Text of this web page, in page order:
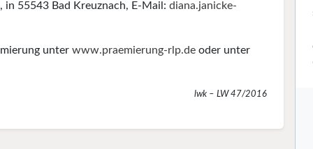
55543 Bad Kreuznach, E-Mail: diana.janicke-
unter www.praemierung-rlp.de oder unter
lwk – LW 47/2016